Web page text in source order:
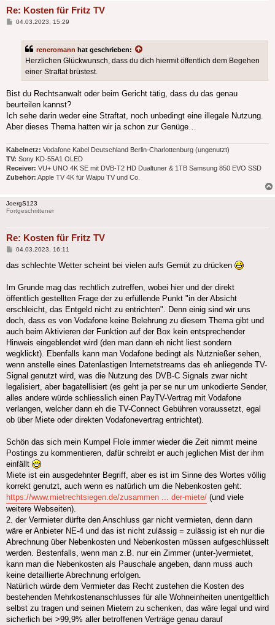
Re: Kosten für Fritz TV
Beitrag
04.03.2023, 15:29
reneromann hat geschrieben:
Herzlichen Glückwunsch, dass du dich hiermit öffentlich dem Begehen
einer Straftat brüstest.
Bist du Rechtsanwalt oder beim Gericht tätig, dass du das genau
beurteilen kannst?
Ich sehe darin weder eine Straftat, noch unbedingt eine illegale Nutzung.
Aber dieses Thema hatten wir ja schon zur Genüge…
Kabelnetz: Vodafone Kabel Deutschland Berlin-Charlottenburg (ungenutzt)
TV: Sony KD-55A1 OLED
Receiver: VU+ UNO 4K SE mit DVB-T2 HD Dualtuner & 1TB Samsung 850 EVO SSD
Zubehör: Apple TV 4K für Waipu TV und Co.
JoergS123
Fortgeschrittener
Re: Kosten für Fritz TV
Beitrag
04.03.2023, 16:11
das schlechte Wetter scheint bei vielen aufs Gemüt zu drücken
Im Grunde mag das rechtlich zutreffen, wobei hier und der direkt
öffentlich gestellten Frage der zu erfüllende Punkt "in der Absicht
erschleicht, das Entgeld nicht zu entrichten". Denn einig sind wir uns
doch, dass es von Vodafone keine Belehrung zu diesem Thema gibt und
auch beim Aktivieren der Funktion auf der Box kein entsprechender
Hinweis eingeblendet wird (den man dann eh nicht liest sondern
wegklickt). Ebenfalls kann man Vodafone bedingt als Nutznießer sehen,
wenn anstelle eines Datenlastigen Internetstreams das eh anliegende TV-
Signal genutzt wird, was die Nutzung des DVB-C Signals zwar nicht
legalisiert, aber bagatellisiert (es geht ja per se nur um unkodierte Sender,
alles andere würde schliesslich einen PayTV-Vertrag mit Vodafone
verlangen, welcher dann eh die TV-Connect Gebühren voraussetzt, egal
ob über Miete oder direkten Vodafonevertrag entrichtet).
Schön das sich mein Kumpel Flole immer wieder die Zeit nimmt meine
Postings zu kommentieren, dafür schreibt er auch jeglichen Mist der ihm
einfällt
Miete ist ein ausgedehnter Begriff, aber es ist im Sinne des Wortes völlig
korrekt genutzt, auch wenn es natürlich um die Nebenkosten geht:
https://www.mietrechtsiegen.de/zusammen ... der-miete/ (und viele
weitere Webseiten).
2. der Vermieter dürfte den Anschluss gar nicht vermieten, denn dann
wäre er Anbieter NE-4 und das ist nicht zulässig = zulässig ist eh nur die
Abrechnung über Nebenkosten und Nebenkosten müssen aufgeschlüsselt
werden. Bestenfalls, wenn man z.B. nur ein Zimmer (unter-)vermietet,
kann man die Nebenkosten als Pauschale angeben, dann muss auch
keine detaillierte Abrechnung erfolgen.
Natürlich würde dem Vermieter das Recht zustehen die Kosten des
bestehenden Mehrkostenanschlusses für alle Wohneinheiten unentgeltlich
selbst zu tragen und seinen Mietern zu schenken, das wäre legal und wird
sicherlich bei >99,9% aller betroffenen Verträge genau darauf